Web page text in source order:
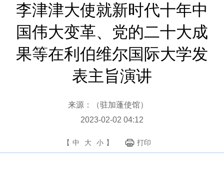
李津津大使就新时代十年中
国伟大变革、党的二十大成
果等在利伯维尔国际大学发
表主旨演讲
来源：（驻加蓬使馆）
2023-02-02 04:12
【 中 大 小 】 打印